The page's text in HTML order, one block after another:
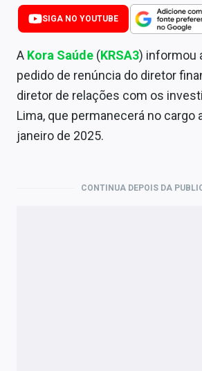
Central dos IPOs
Renda Fixa
Mercados
Economia
SIGA NO YOUTUBE
A Kora Saúde (KRSA3) informou
pedido de renúncia do diretor
diretor de relações com os
Lima, que permanecerá no cargo
janeiro de 2025.
CONTINUA DEPOIS DA